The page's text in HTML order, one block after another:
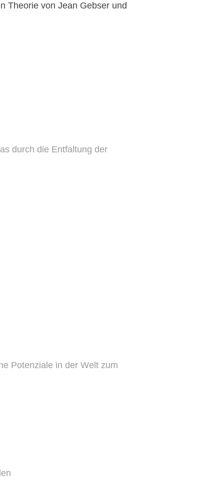
Theorie von Jean Gebser und
durch die Entfaltung der
Potenziale in der Welt zum